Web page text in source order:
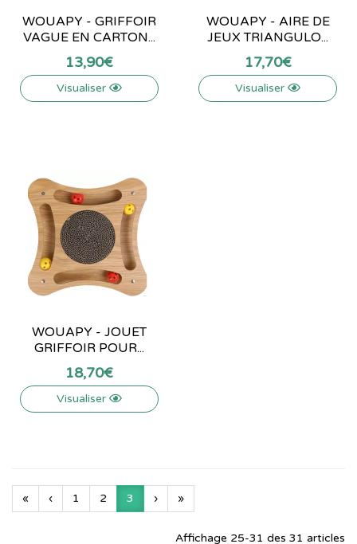
WOUAPY - GRIFFOIR
VAGUE EN CARTON...
13,90€
Visualiser
WOUAPY - AIRE DE
JEUX TRIANGULO...
17,70€
Visualiser
WOUAPY - JOUET
GRIFFOIR POUR...
18,70€
Visualiser
« ‹ 1 2 3 › »
Affichage 25-31 des 31 articles